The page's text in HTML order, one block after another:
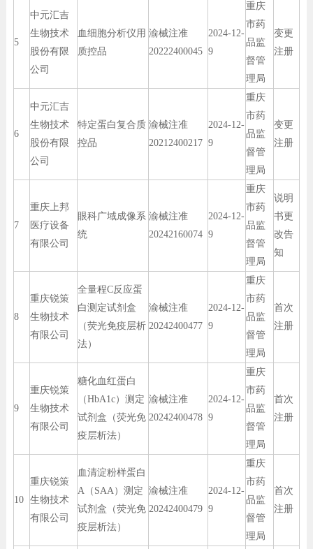
5
中元汇吉
生物技术
股份有限
公司
血细胞分析仪用
质控品
渝械注准
20222400045
2024-12-
9
重庆
市药
品监
督管
理局
变更
注册
6
中元汇吉
生物技术
股份有限
公司
特定蛋白复合质
控品
渝械注准
20212400217
2024-12-
9
重庆
市药
品监
督管
理局
变更
注册
7
重庆上邦
医疗设备
有限公司
眼科广域成像系
统
渝械注准
20242160074
2024-12-
9
重庆
市药
品监
督管
理局
说明
书更
改告
知
8
重庆锐策
生物技术
有限公司
全量程C反应蛋
白测定试剂盒
（荧光免疫层析
法）
渝械注准
20242400477
2024-12-
9
重庆
市药
品监
督管
理局
首次
注册
9
重庆锐策
生物技术
有限公司
糖化血红蛋白
（HbA1c）测定
试剂盒（荧光免
疫层析法）
渝械注准
20242400478
2024-12-
9
重庆
市药
品监
督管
理局
首次
注册
10
重庆锐策
生物技术
有限公司
血清淀粉样蛋白
A（SAA）测定
试剂盒（荧光免
疫层析法）
渝械注准
20242400479
2024-12-
9
重庆
市药
品监
督管
理局
首次
注册